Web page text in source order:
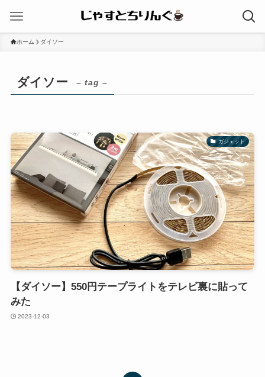
ホーム ダイソー
ダイソー – tag –
ガジェット
【ダイソー】550円テープライトをテレビ裏に貼って
みた
2023-12-03